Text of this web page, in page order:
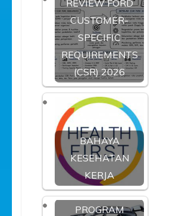
REVIEW FORD
CUSTOMER-
SPECIFIC
REQUIREMENTS
(CSR) 2026
BAHAYA
KESEHATAN
KERJA
PROGRAM